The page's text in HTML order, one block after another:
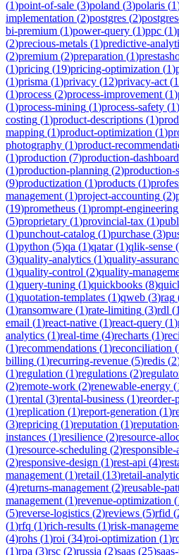
(1)point-of-sale (3)poland (3)polaris (1
implementation (2)postgres (2)
bi-premium (1)power-query (1)ppc (1)
(2)precious-metals (1)predictive-
(2)premium (2)preparation (1)
(1)pricing (19)pricing-optimization (1)
(1)prisma (1)privacy (12)privacy-act (1
(1)process (2)process-improvement (1)
(1)process-mining (1)process-safety (1)
costing (1)product-descriptions (1)
mapping (1)product-optimization (1)
photography (1)product-
(1)production (7)production-
(1)production-planning (2)production-
(9)productization (1)products (1)
management (1)project-accounting (2)
(19)prometheus (1)prompt-engineering
(5)proprietary (1)provincial-tax (1)
(1)punchout-catalog (1)purchase (3)
(1)python (5)qa (1)qatar(1)qlik-sense (
(3)quality-analytics (1)quality-
(1)quality-control (2)quality-
(1)query-tuning (1)quickbooks (8)
(1)quotation-templates (1)qweb (3)rag
(1)ransomware (1)rate-limiting (3)rdl (1
email (1)react-native (1)react-query (1)
analytics (1)real-time (4)recharts (1)
(1)recommendations (1)reconciliation (
billing (1)recurring-revenue (5)redis (2
(1)regulation (1)regulations (2)
(2)remote-work (2)renewable-energy (
(1)rental (3)rental-business (1)reorder-
(1)replication (1)report-generation (1)
(3)repricing (1)reputation (1)
instances (1)resilience (2)resource-
(1)resource-scheduling (2)responsible-
(2)responsive-design (1)rest-api (4)
management (1)retail (13)retail-
(4)returns-management (2)reusable-
management (1)revenue-optimization (
(5)reverse-logistics (2)reviews (5)rfid (
(1)rfq (1)rich-results (1)risk-
(4)rohs (1)roi (34)roi-optimization (1)
(1)rpa (3)rsc (2)russia (2)saas (25)